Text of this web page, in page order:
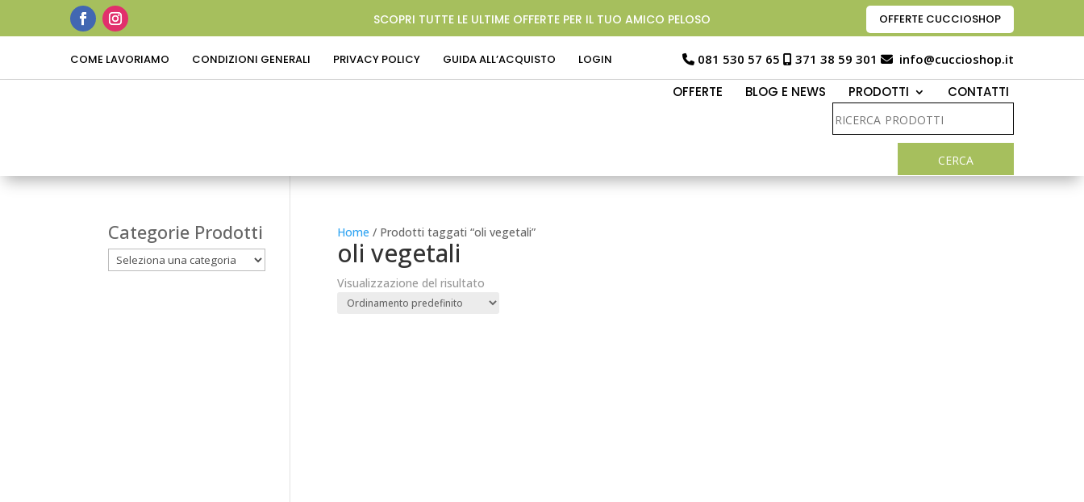
SCOPRI TUTTE LE ULTIME OFFERTE PER IL TUO AMICO PELOSO OFFERTE CUCCIOSHOP
COME LAVORIAMO CONDIZIONI GENERALI PRIVACY POLICY GUIDA ALL’ACQUISTO LOGIN 081 530 57 65 371 38 59 301 info@cuccioshop.it
OFFERTE BLOG E NEWS PRODOTTI CONTATTI
Home / Prodotti taggati “oli vegetali”
oli vegetali
Visualizzazione del risultato
Categorie Prodotti